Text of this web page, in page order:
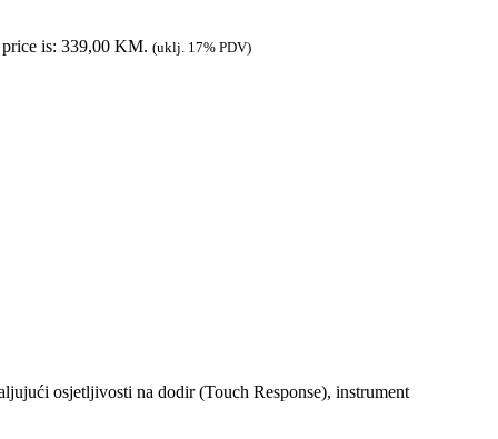
is: 339,00 KM. (uklj. 17% PDV)
osjetljivosti na dodir (Touch Response), instrument